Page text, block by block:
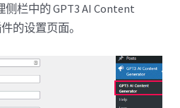
栏中的 GPT3 AI Content
的设置页面。